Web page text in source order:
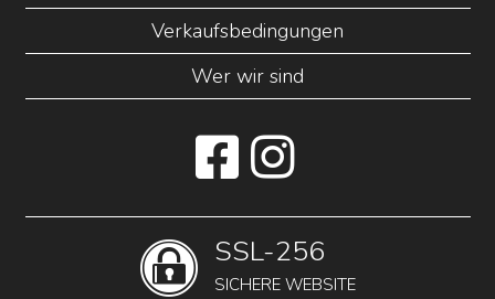
Verkaufsbedingungen
Wer wir sind
SSL-256
SICHERE WEBSITE